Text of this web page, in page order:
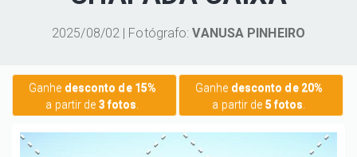
2025/08/02 | Fotógrafo:VANUSA PINHEIRO
Ganhe desconto de 15%
a partir de 3 fotos
Ganhe desconto de 20%
a partir de 5 fotos